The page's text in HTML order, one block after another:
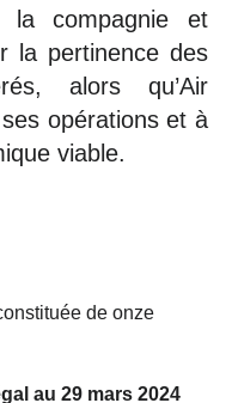
la compagnie et
la pertinence des
alors qu’Air
opérations et à
viable.
de onze
au 29 mars 2024